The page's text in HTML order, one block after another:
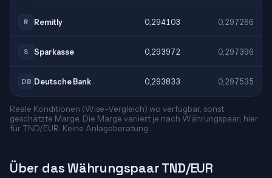
R Remitly 0,294103 0,297266
S Sparkasse 0,293972 0,297396
DB Deutsche Bank 0,293833 0,297535
Reale Konditionen (Wise-Vergleich) wo verfügbar, sonst
geschätzte Marge. Die Marge variiert je nach Währungspaar; hier
für TND/EUR. Keine Anlageberatung.
Über das Währungspaar TND/EUR